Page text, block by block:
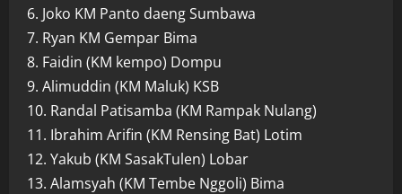
6. Joko KM Panto daeng Sumbawa
7. Ryan KM Gempar Bima
8. Faidin (KM kempo) Dompu
9. Alimuddin (KM Maluk) KSB
10. Randal Patisamba (KM Rampak Nulang)
11. Ibrahim Arifin (KM Rensing Bat) Lotim
12. Yakub (KM SasakTulen) Lobar
13. Alamsyah (KM Tembe Nggoli) Bima